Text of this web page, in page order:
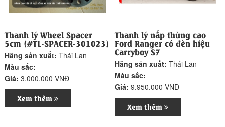
Thanh lý Wheel Spacer
5cm (#TL-SPACER-301023)
Hãng sản xuất:Thái Lan
Màu sắc:
Giá:3.000.000 VNĐ
Xem thêm
Thanh lý nắp thùng cao
Ford Ranger có đèn hiệu
Carryboy S7
Hãng sản xuất:Thái Lan
Màu sắc:
Giá:9.950.000 VNĐ
Xem thêm